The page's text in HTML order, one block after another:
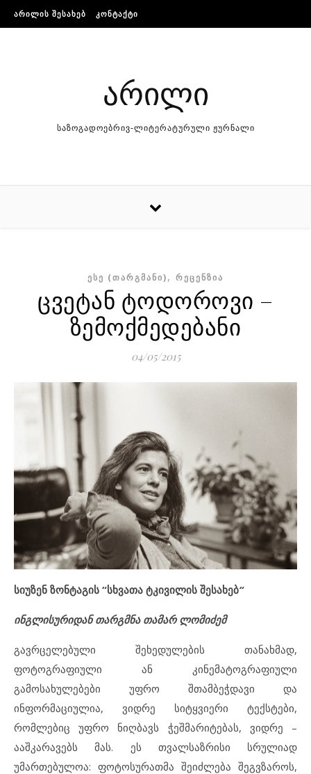
Skip to content
ᲐᲠᲘᲚᲘᲡ ᲨᲔᲡᲐᲮᲔᲑ ᲙᲝᲜᲢᲐᲥᲢᲘ
არილი
საზოგადოებრივ-ლიტერატურული ჟურნალი
ᲔᲡᲔ (ᲗᲐᲠᲒᲛᲐᲜᲘ), ᲠᲔᲪᲔᲜᲖᲘᲐ
ცვეტან ტოდოროვი –
ზემოქმედებანი
04/05/2015
სიუზენ ზონტაგის “სხვათა ტკივილის შესახებ“
ინგლისურიდან თარგმნა თამარ ლომიძემ
გავრცელებული შეხედულების თანახმად,
ფოტოგრაფიული ან კინემატოგრაფიული
გამოსახულებები უფრო შთამბეჭდავი და
ინფორმაციულია, ვიდრე სიტყვიერი ტექსტები,
რომლებიც უფრო ნიღბავს ჭეშმარიტებას, ვიდრე –
ააშკარავებს მას. ეს თვალსაზრისი სრულიად
უმართებულოა: ფოტოსურათმა შეიძლება შეგვზაროს,